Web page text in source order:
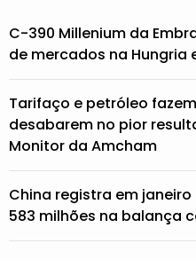
C-390 Millenium da
de mercados na Hungria
Tarifaço e petróleo
desabarem no pior
Monitor da Amcham
China registra em
583 milhões na balança